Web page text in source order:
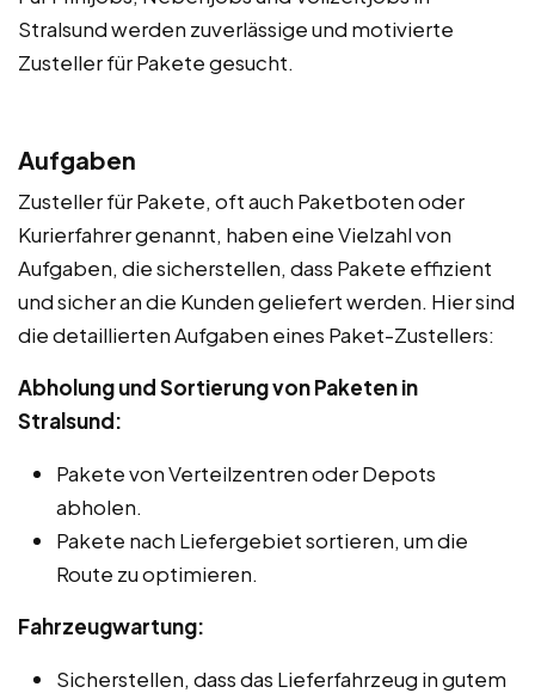
Stralsund werden zuverlässige und motivierte
Zusteller für Pakete gesucht.
Aufgaben
Zusteller für Pakete, oft auch Paketboten oder
Kurierfahrer genannt, haben eine Vielzahl von
Aufgaben, die sicherstellen, dass Pakete effizient
und sicher an die Kunden geliefert werden. Hier sind
die detaillierten Aufgaben eines Paket-Zustellers:
Abholung und Sortierung von Paketen in
Stralsund:
Pakete von Verteilzentren oder Depots
abholen.
Pakete nach Liefergebiet sortieren, um die
Route zu optimieren.
Fahrzeugwartung:
Sicherstellen, dass das Lieferfahrzeug in gutem